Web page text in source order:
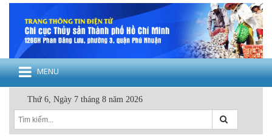
MENU
Thứ 6, Ngày 7 tháng 8 năm 2026